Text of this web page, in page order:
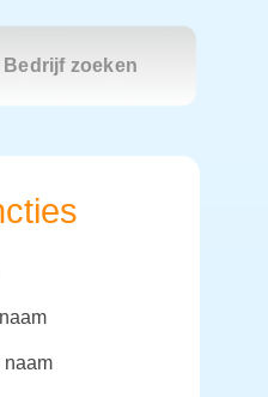
Bedrijf zoeken
naam